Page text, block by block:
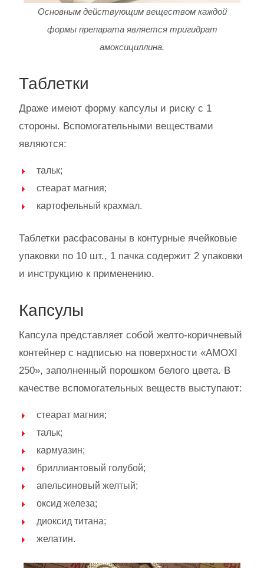
Основным действующим веществом каждой
формы препарата является тригидрат
амоксициллина.
Таблетки
Драже имеют форму капсулы и риску с 1
стороны. Вспомогательными веществами
являются:
тальк;
стеарат магния;
картофельный крахмал.
Таблетки расфасованы в контурные ячейковые
упаковки по 10 шт., 1 пачка содержит 2 упаковки
и инструкцию к применению.
Капсулы
Капсула представляет собой желто-коричневый
контейнер с надписью на поверхности «AMOXI
250», заполненный порошком белого цвета. В
качестве вспомогательных веществ выступают:
стеарат магния;
тальк;
кармуазин;
бриллиантовый голубой;
апельсиновый желтый;
оксид железа;
диоксид титана;
желатин.